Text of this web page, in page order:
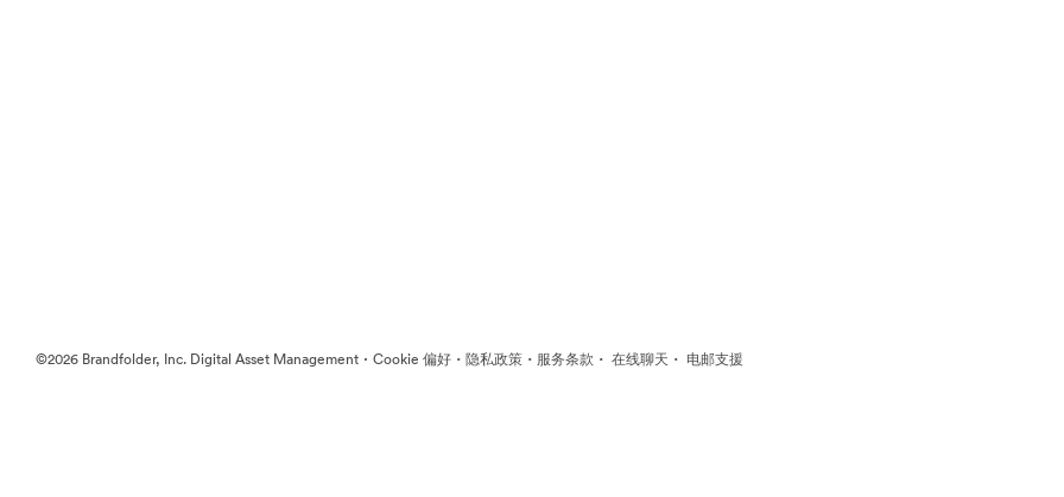
©2026 Brandfolder, Inc. Digital Asset Management · Cookie 偏好 · 隐私政策 · 服务条款 · 在线聊天 · 电邮支援